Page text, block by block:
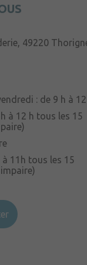
49220
: de 9 h à
à 12 h tous les 15
à 11h tous les 15